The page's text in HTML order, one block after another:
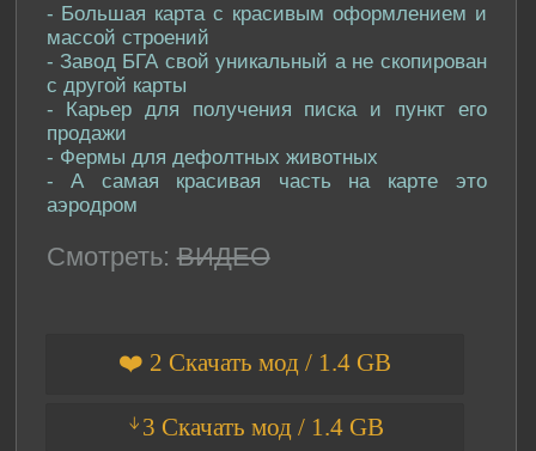
- Большая карта с красивым оформлением и
массой строений
- Завод БГА свой уникальный а не скопирован
с другой карты
- Карьер для получения писка и пункт его
продажи
- Фермы для дефолтных животных
- А самая красивая часть на карте это
аэродром
Смотреть: ВИДЕО
❤️ 2 Скачать мод / 1.4 GB
ᛎ3 Скачать мод / 1.4 GB